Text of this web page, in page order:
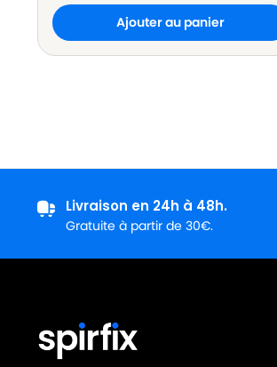
Ajouter au panier
Livraison en 24h à 48h.
Gratuite à partir de 30€.